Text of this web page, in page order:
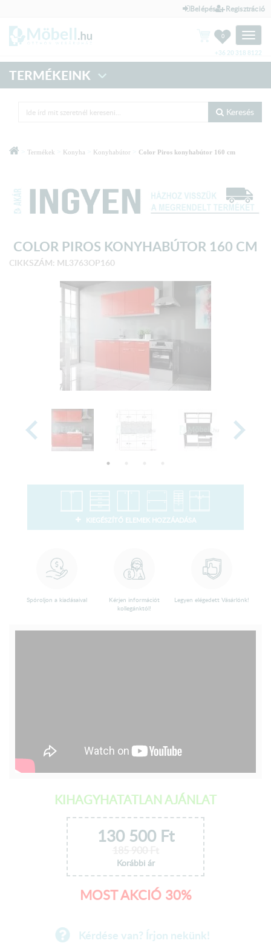
Belépés Regisztráció
Toggle
0
+36 20 318 8122
TERMÉKEINK
Keresés
Termékek Konyha Konyhabútor Color Piros konyhabútor 160 cm
COLOR PIROS KONYHABÚTOR 160 CM
CIKKSZÁM: ML3763OP160
KIEGÉSZÍTŐ ELEMEK HOZZÁADÁSA
Spóroljon a kiadásaival
Kérjen információt
kollegánktól!
Legyen elégedett Vásárlónk!
KIHAGYHATATLAN AJÁNLAT
130 500Ft
Korábbi ár
MOST AKCIÓ 30%
Kérdése van? Írjon nekünk!